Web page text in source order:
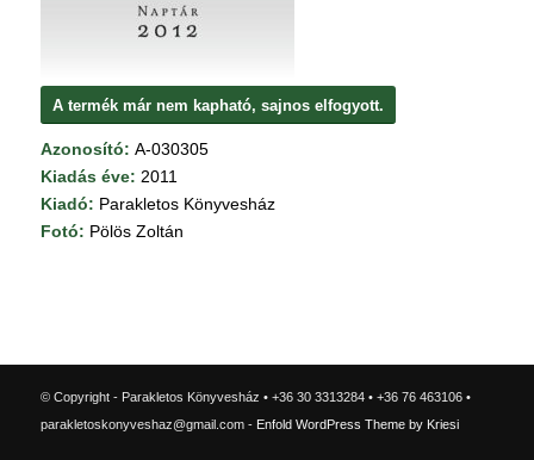
A termék már nem kapható, sajnos elfogyott.
Azonosító: A-030305
Kiadás éve: 2011
Kiadó: Parakletos Könyvesház
Fotó: Pölös Zoltán
© Copyright - Parakletos Könyvesház • +36 30 3313284 • +36 76 463106 •
parakletoskonyveshaz@gmail.com - Enfold WordPress Theme by Kriesi